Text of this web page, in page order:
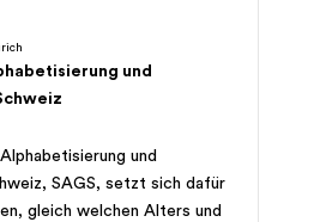
und
und
SAGS, setzt sich dafür
gleich welchen Alters und